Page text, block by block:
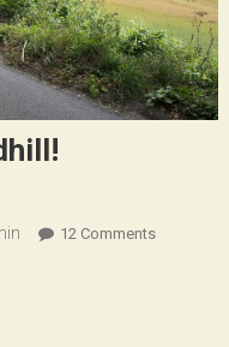
12 CommentsOn